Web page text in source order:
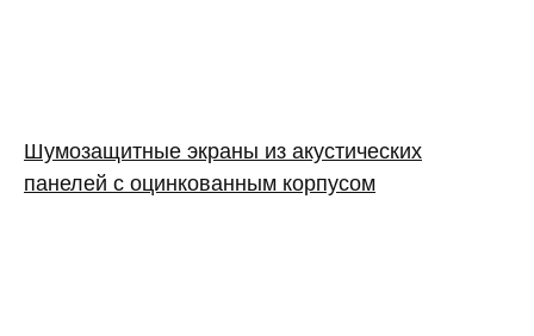
Шумозащитные экраны из акустических
панелей с оцинкованным корпусом